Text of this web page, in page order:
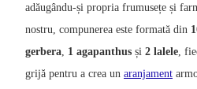
adăugându-și propria frumusețe și
nostru, compunerea este formată din
gerbera, 1 agapanthus și 2 lalele,
grijă pentru a crea un aranjament